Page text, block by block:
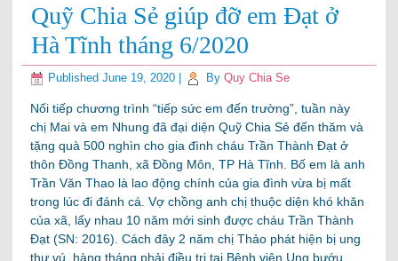
Quỹ Chia Sẻ giúp đỡ em Đạt ở
Hà Tĩnh tháng 6/2020
Published June 19, 2020 By Quy Chia Se
Nối tiếp chương trình “tiếp sức em đến trường”, tuần này
chị Mai và em Nhung đã đại diện Quỹ Chia Sẻ đến thăm và
tặng quà 500 nghìn cho gia đình cháu Trần Thành Đạt ở
thôn Đồng Thanh, xã Đồng Môn, TP Hà Tĩnh. Bố em là anh
Trần Văn Thao là lao động chính của gia đình vừa bị mất
trong lúc đi đánh cá. Vợ chồng anh chị thuộc diện khó khăn
của xã, lấy nhau 10 năm mới sinh được cháu Trần Thành
Đạt (SN: 2016). Cách đây 2 năm chị Thảo phát hiện bị ung
thư vú, hàng tháng phải điều trị tại Bệnh viện Ung bướu